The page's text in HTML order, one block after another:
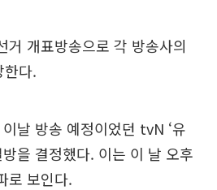
거 개표방송으로 각 방송사의
한다.
날 방송 예정이었던 tvN ‘유
을 결정했다. 이는 이 날 오후
로 보인다.